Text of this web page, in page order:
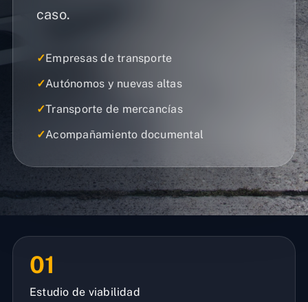
caso.
✓Empresas de transporte
✓Autónomos y nuevas altas
✓Transporte de mercancías
✓Acompañamiento documental
01
Estudio de viabilidad